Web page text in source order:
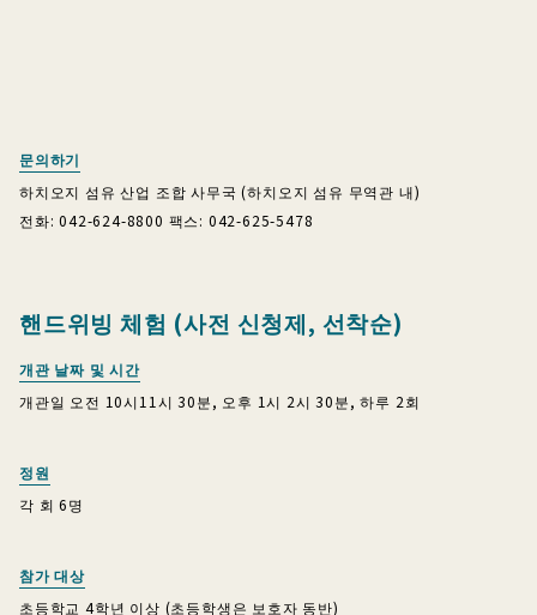
문의하기
하치오지 섬유 산업 조합 사무국 (하치오지 섬유 무역관 내)
전화: 042-624-8800 팩스: 042-625-5478
핸드위빙 체험 (사전 신청제, 선착순)
개관 날짜 및 시간
개관일 오전 10시11시 30분, 오후 1시 2시 30분, 하루 2회
정원
각 회 6명
참가 대상
초등학교 4학년 이상 (초등학생은 보호자 동반)